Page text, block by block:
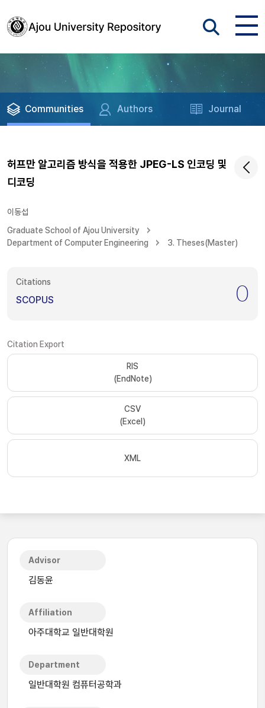
Communities Authors Journal
허프만 알고리즘 방식을 적용한 JPEG-LS 인코딩 및
디코딩
이동섭
Graduate School of Ajou University
Department of Computer Engineering
3. Theses(Master)
Citations
SCOPUS 0
Citation Export
RIS
(EndNote)
CSV
(Excel)
XML
Advisor
김동윤
Affiliation
아주대학교 일반대학원
Department
일반대학원 컴퓨터공학과